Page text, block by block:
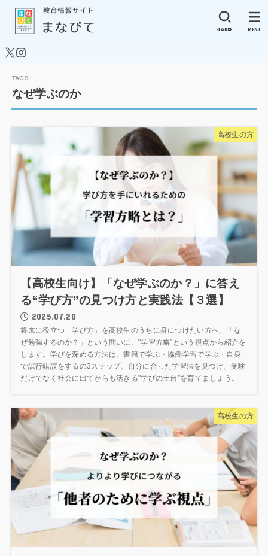
SEARCH MENU
なぜ学ぶのか
高校生の方
【高校生向け】「なぜ学ぶのか？」に答え
る“学び方”の見つけ方と実践法【３選】
2025.07.20
将来に役立つ「学び方」を高校生のうちに身につけたい方へ。「な
ぜ勉強するのか？」という問いに、"学習方略”という視点から紹介を
します。学びを深める方法は、書籍で学ぶ・協働学習で学ぶ・自身
で試行錯誤をするの3ステップ。自分に合った学習法を見つけ、受験
だけでなく社会に出てからも活きる"学びの土台”を育てましょう。
高校生の方